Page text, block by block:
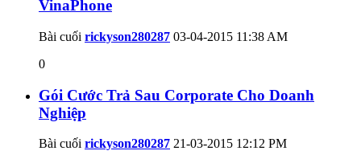
VinaPhone
Bài cuối rickyson280287 03-04-2015 11:38 AM
0
Gói Cước Trả Sau Corporate Cho Doanh
Nghiệp
Bài cuối rickyson280287 21-03-2015 12:12 PM